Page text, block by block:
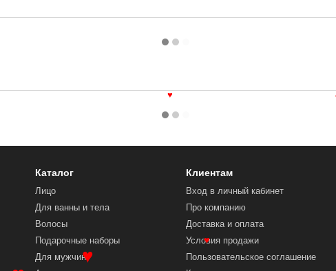
Каталог
Лицо
Для ванны и тела
Волосы
Подарочные наборы
Для мужчин
Клиентам
Вход в личный кабинет
Про компанию
Доставка и оплата
Условия продажи
Пользовательское соглашение